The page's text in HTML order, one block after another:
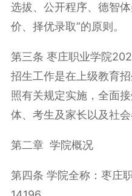
选拔、公开程序、德智
价、择优录取”的原则。
第三条 枣庄职业学院
招生工作是在上级教育
照有关规定实施，全面
体、考生及家长以及社会
第二章 学院概况
第四条 学院全称：枣庄